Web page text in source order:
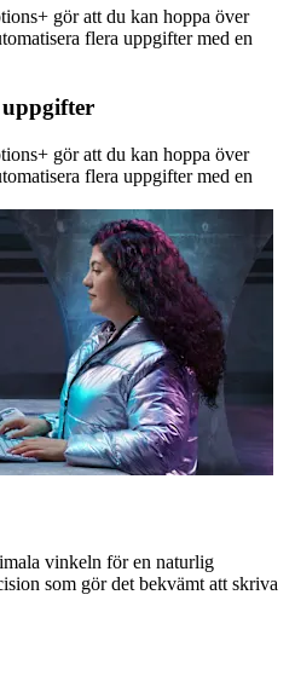
gör att du kan hoppa över
flera uppgifter med en
gör att du kan hoppa över
flera uppgifter med en
vinkeln för en naturlig
som gör det bekvämt att skriva